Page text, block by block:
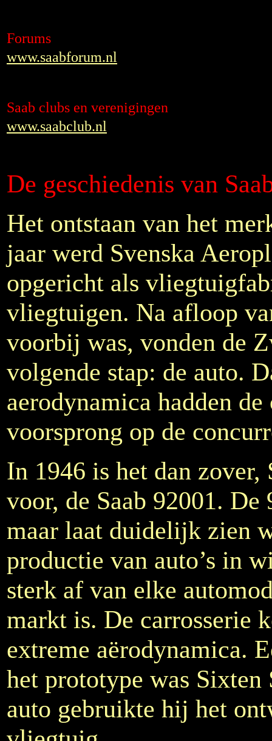
Forums
www.saabforum.nl
Saab clubs en verenigingen
www.saabclub.nl
De geschiedenis van
Het ontstaan van het
jaar werd Svenska
opgericht als
vliegtuigen. Na afloop
voorbij was, vonden de
volgende stap: de auto.
aerodynamica hadden
voorsprong op de
In 1946 is het dan zover,
voor, de Saab 92001.
maar laat duidelijk zien
productie van auto’s in
sterk af van elke
markt is. De carrosserie
extreme aërodynamica.
het prototype was
auto gebruikte hij het